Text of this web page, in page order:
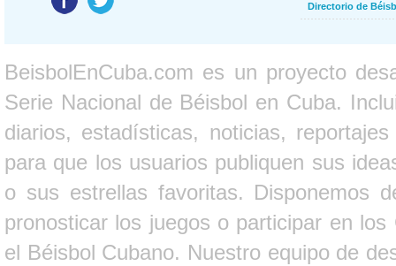
Directorio de
BeisbolEnCuba.com es un proyecto
Serie Nacional de Béisbol en Cuba.
diarios, estadísticas, noticias,
para que los usuarios publiquen sus
o sus estrellas favoritas. Disponemos
pronosticar los juegos o participar en
el Béisbol Cubano. Nuestro equipo de